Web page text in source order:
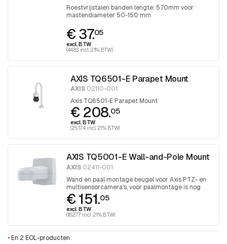
Roestvrijstalen banden lengte: 570mm voor
mastendiameter 50-150 mm
€ 37.05
excl. BTW
(44.83 incl. 21% BTW)
AXIS TQ6501-E Parapet Mount
AXIS02110-001
Axis TQ6501-E Parapet Mount
€ 208.05
excl. BTW
(251.74 incl. 21% BTW)
AXIS TQ5001-E Wall-and-Pole Mount
AXIS 02411-001
Wand en paal montage beugel voor Axis PTZ- en
multisensorcamera's, voor paalmontage is nog
een Tx30 band noodzakelijk.
€ 151.05
excl. BTW
(182.77 incl. 21% BTW)
• En 2 EOL-producten